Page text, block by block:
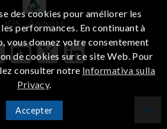
iOS Android
des cookies pour améliorer les
performances. En continuant à
vous donnez votre consentement
de cookies sur ce site Web. Pour
consulter notre Informativa sulla
Privacy.
Accepter